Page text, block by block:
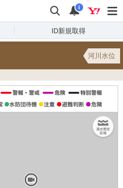
検索 通知
i
ID新規取得
河川水位